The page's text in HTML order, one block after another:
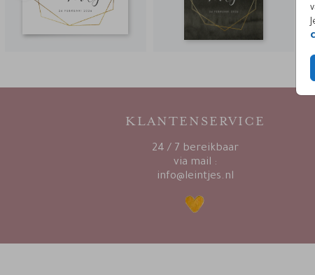
KLANTENSERVICE
24 / 7 bereikbaar
via mail :
info@leintjes.nl